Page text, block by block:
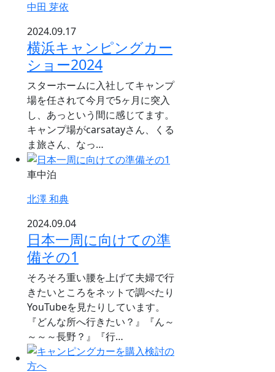
中田 芽依
2024.09.17
横浜キャンピングカー
ショー2024
スターホームに入社してキャンプ
場を任されて今月で5ヶ月に突入
し、あっという間に感じてます。
キャンプ場がcarsatayさん、くる
ま旅さん、なっ…
車中泊
北澤 和典
2024.09.04
日本一周に向けての準
備その1
そろそろ重い腰を上げて夫婦で行
きたいところをネットで調べたり
YouTubeを見たりしています。
『どんな所へ行きたい？』『ん～
～～～長野？』『行…